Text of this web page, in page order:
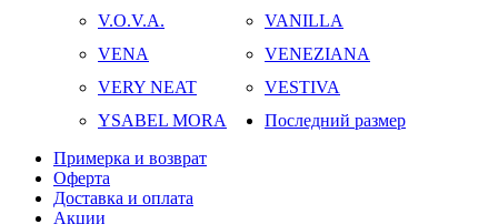
V.O.V.A.
VANILLA
VENA
VENEZIANA
VERY NEAT
VESTIVA
YSABEL MORA
Последний размер
Примерка и возврат
Оферта
Доставка и оплата
Акции